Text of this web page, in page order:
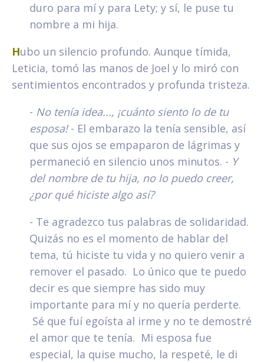
duro para mí y para Lety; y sí, le puse tu
nombre a mi hija.
Hubo un silencio profundo. Aunque tímida,
Leticia, tomó las manos de Joel y lo miró con
sentimientos encontrados y profunda tristeza.
- No tenía idea..., ¡cuánto siento lo de tu
esposa!- El embarazo la tenía sensible, así
que sus ojos se empaparon de lágrimas y
permaneció en silencio unos minutos. - Y
del nombre de tu hija, no lo puedo creer,
¿por qué hiciste algo así?
- Te agradezco tus palabras de solidaridad.
Quizás no es el momento de hablar del
tema, tú hiciste tu vida y no quiero venir a
remover el pasado. Lo único que te puedo
decir es que siempre has sido muy
importante para mí y no quería perderte.
Sé que fuí egoísta al irme y no te demostré
el amor que te tenía. Mi esposa fue
especial, la quise mucho, la respeté, le di